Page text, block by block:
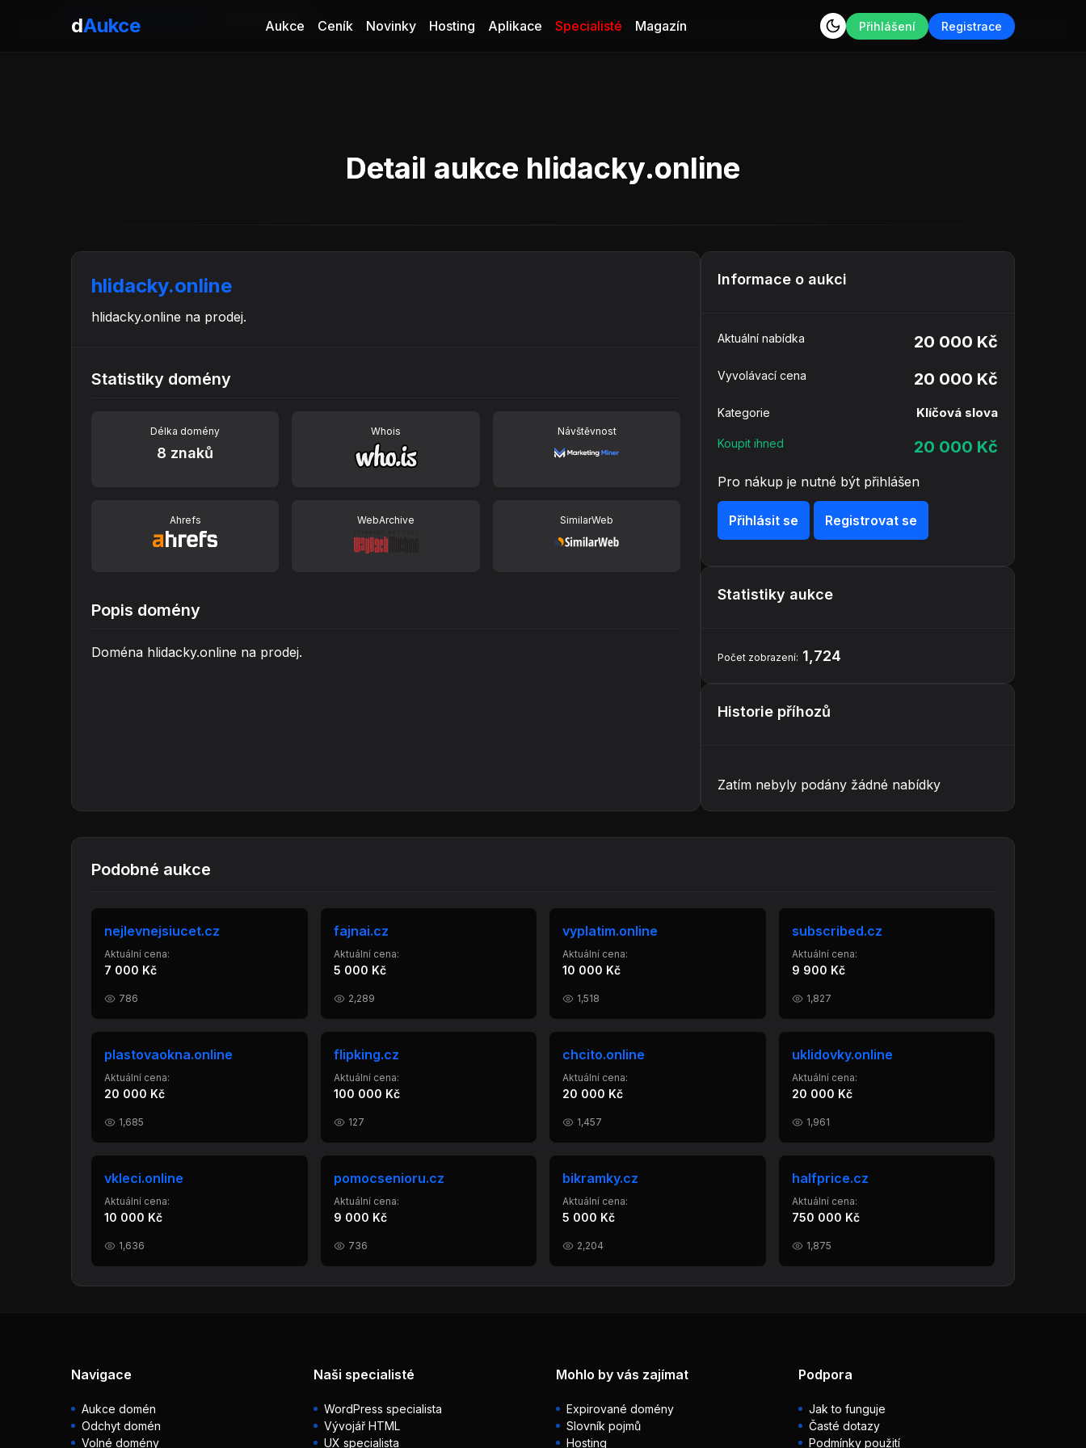
dAukce Aukce Ceník Novinky Hosting Aplikace Specialisté Magazín Přihlášení Registrace
Domů hlidacky.online
Detail aukce hlidacky.online
hlidacky.online
hlidacky.online na prodej.
Statistiky domény
Délka domény
8 znaků
Whois Návštěvnost
Ahrefs WebArchive SimilarWeb
Popis domény
Doména hlidacky.online na prodej.
Informace o aukci
Aktuální nabídka 20 000 Kč
Vyvolávací cena 20 000 Kč
Kategorie Klíčová slova
Koupit ihned 20 000 Kč
Pro nákup je nutné být přihlášen
Přihlásit se Registrovat se
Statistiky aukce
Počet zobrazení: 1,724
Historie příhozů
Zatím nebyly podány žádné nabídky
Podobné aukce
nejlevnejsiucet.cz
Aktuální cena:
7 000 Kč
786
fajnai.cz
Aktuální cena:
5 000 Kč
2,289
vyplatim.online
Aktuální cena:
10 000 Kč
1,518
subscribed.cz
Aktuální cena:
9 900 Kč
1,827
plastovaokna.online
Aktuální cena:
20 000 Kč
1,685
flipking.cz
Aktuální cena:
100 000 Kč
127
chcito.online
Aktuální cena:
20 000 Kč
1,457
uklidovky.online
Aktuální cena:
20 000 Kč
1,961
vkleci.online
Aktuální cena:
10 000 Kč
1,636
pomocsenioru.cz
Aktuální cena:
9 000 Kč
736
bikramky.cz
Aktuální cena:
5 000 Kč
2,204
halfprice.cz
Aktuální cena:
750 000 Kč
1,875
Navigace
Aukce domén
Odchyt domén
Volné domény
Naši specialisté
WordPress specialista
Vývojář HTML
UX specialista
Mohlo by vás zajímat
Expirované domény
Slovník pojmů
Hosting
Podpora
Jak to funguje
Časté dotazy
Podmínky použití